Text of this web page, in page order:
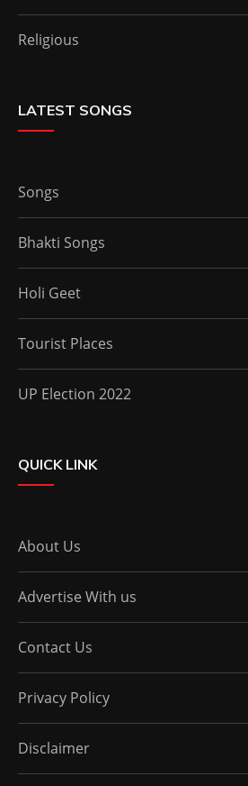
Religious
LATEST SONGS
Songs
Bhakti Songs
Holi Geet
Tourist Places
UP Election 2022
QUICK LINK
About Us
Advertise With us
Contact Us
Privacy Policy
Disclaimer